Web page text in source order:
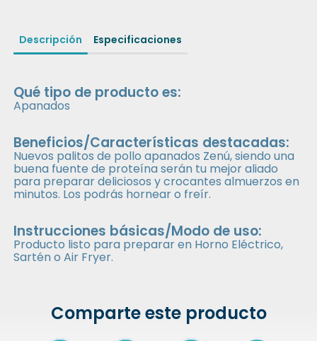
Descripción Especificaciones
Qué tipo de producto es:
Apanados
Beneficios/Características destacadas:
Nuevos palitos de pollo apanados Zenú, siendo una
buena fuente de proteína serán tu mejor aliado
para preparar deliciosos y crocantes almuerzos en
minutos. Los podrás hornear o freír.
Instrucciones básicas/Modo de uso:
Producto listo para preparar en Horno Eléctrico,
Sartén o Air Fryer.
Comparte este producto